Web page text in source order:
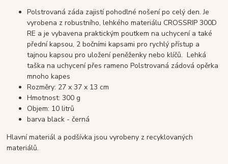
Polstrovaná záda zajistí pohodlné nošení po celý den. Je
vyrobena z robustního, lehkého materiálu CROSSRIP 300D
RE a je vybavena praktickým poutkem na uchycení a také
přední kapsou, 2 bočními kapsami pro rychlý přístup a
tajnou kapsou pro uložení peněženky nebo klíčů. Lehká
taška na uchycení přes rameno Polstrovaná zádová opěrka
mnoho kapes
Rozměry: 27 x 37 x 13 cm
Hmotnost: 300 g
Objem: 10 litrů
barva black - černá
Hlavní materiál a podšívka jsou vyrobeny z recyklovaných
materiálů.